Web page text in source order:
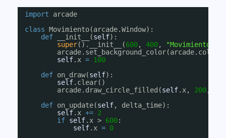
import
arcade
class Movimiento(arcade.Window):
def
__init__(self):
super().__init__(600, 400,
"Movimiento
self.x = 100
def on_draw(self):
self.clear()
arcade.draw_circle_filled(self.x, 200,
def on_update(self, delta_time):
self.x += 2
if self.x > 600:
self.x = 0